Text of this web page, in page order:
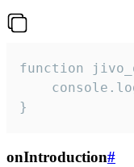
function
}
onIntroduction#